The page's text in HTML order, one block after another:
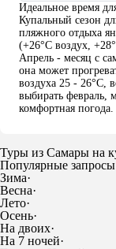
Идеальное время
Купальный сезон
пляжного отдыха
(+26°C воздух,
Апрель - месяц с
она может
воздуха 25 - 26°C,
выбирать февраль,
комфортная погода.
Туры из Самары на
Популярные запросы
Зима·
Весна·
Лето·
Осень·
На двоих·
На 7 ночей·